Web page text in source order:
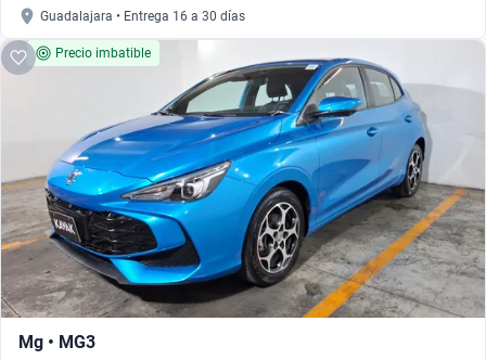
Guadalajara • Entrega 16 a 30 días
Precio imbatible
Mg • MG3